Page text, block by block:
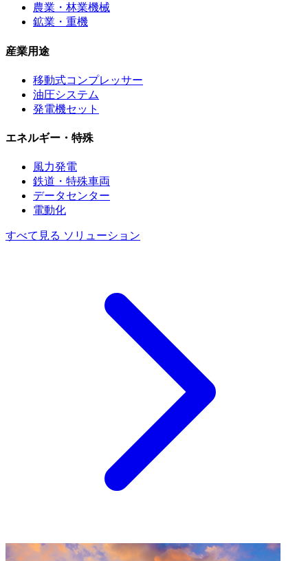
農業・林業機械
鉱業・重機
産業用途
移動式コンプレッサー
油圧システム
発電機セット
エネルギー・特殊
風力発電
鉄道・特殊車両
データセンター
電動化
すべて見る ソリューション